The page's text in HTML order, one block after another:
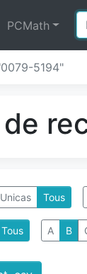
PCMath
5194"
Unicas Tous
Tous A B